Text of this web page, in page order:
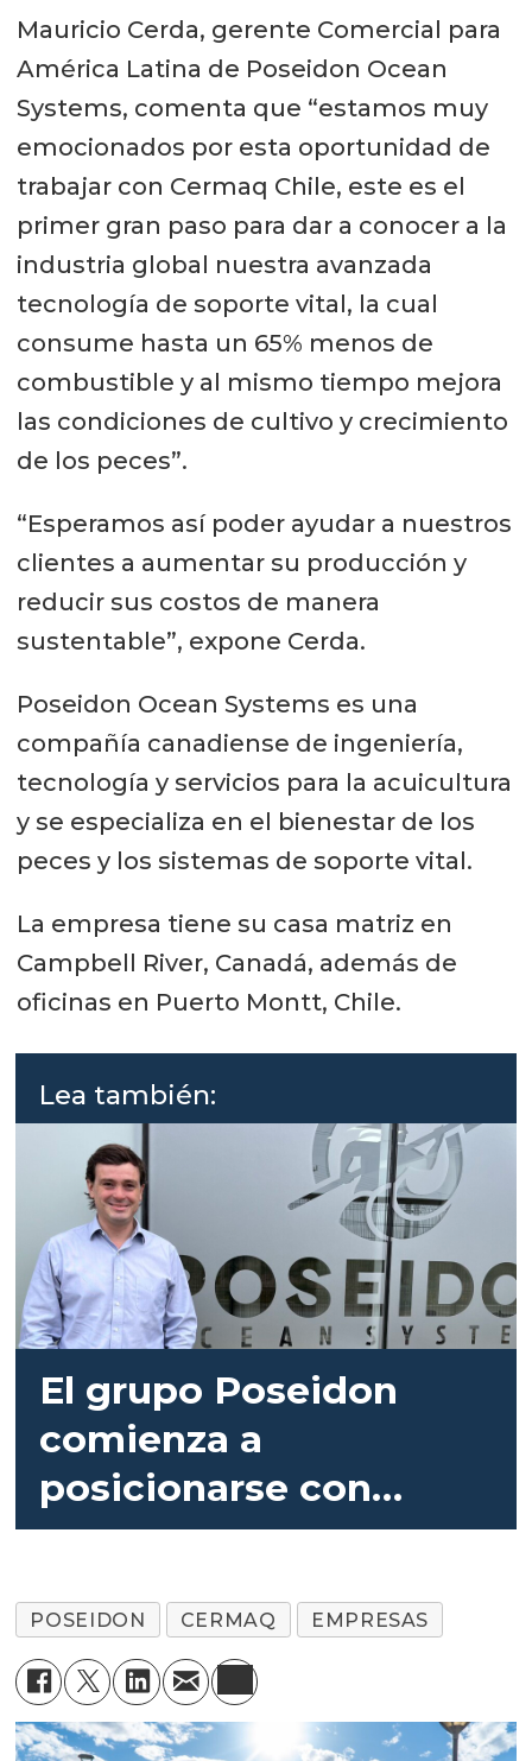
Mauricio Cerda, gerente Comercial para
América Latina de Poseidon Ocean
Systems, comenta que “estamos muy
emocionados por esta oportunidad de
trabajar con Cermaq Chile, este es el
primer gran paso para dar a conocer a la
industria global nuestra avanzada
tecnología de soporte vital, la cual
consume hasta un 65% menos de
combustible y al mismo tiempo mejora
las condiciones de cultivo y crecimiento
de los peces”.
“Esperamos así poder ayudar a nuestros
clientes a aumentar su producción y
reducir sus costos de manera
sustentable”, expone Cerda.
Poseidon Ocean Systems es una
compañía canadiense de ingeniería,
tecnología y servicios para la acuicultura
y se especializa en el bienestar de los
peces y los sistemas de soporte vital.
La empresa tiene su casa matriz en
Campbell River, Canadá, además de
oficinas en Puerto Montt, Chile.
Lea también:
El grupo Poseidon
comienza a
posicionarse con
fuerza en la
POSEIDON CERMAQ EMPRESAS